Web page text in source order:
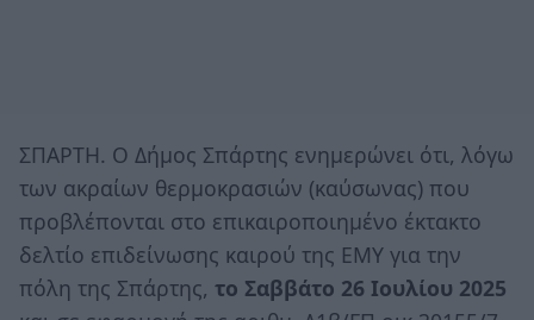
ΣΠΑΡΤΗ. Ο Δήμος Σπάρτης ενημερώνει ότι, λόγω
των ακραίων θερμοκρασιών (καύσωνας) που
προβλέπονται στο επικαιροποιημένο έκτακτο
δελτίο επιδείνωσης καιρού της ΕΜΥ για την
πόλη της Σπάρτης, το Σαββάτο 26 Ιουλίου 2025